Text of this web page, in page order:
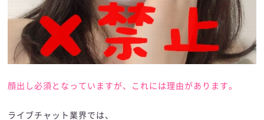
顔出し必須となっていますが、これには理由があります。
ライブチャット業界では、